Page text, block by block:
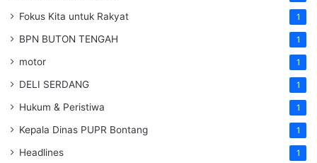
Fokus Kita untuk Rakyat 1
BPN BUTON TENGAH 1
motor 1
DELI SERDANG 1
Hukum & Peristiwa 1
Kepala Dinas PUPR Bontang 1
Headlines 1